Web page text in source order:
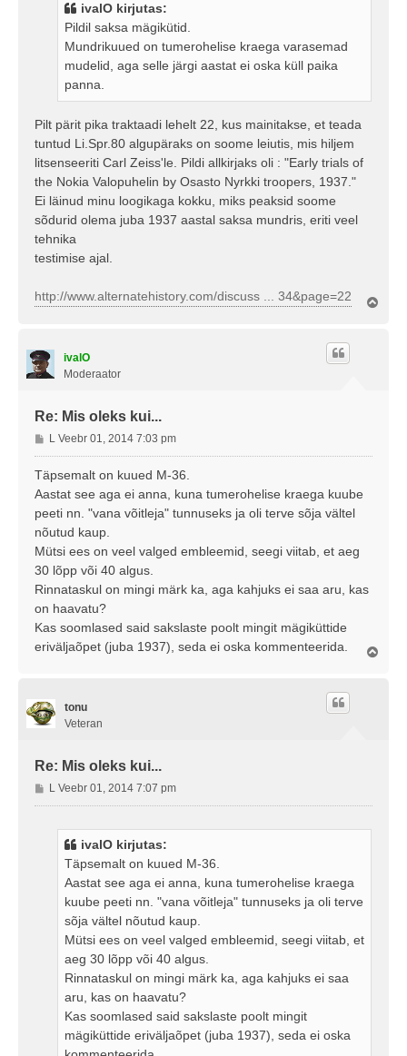
ivalO kirjutas:
Pildil saksa mägikütid.
Mundrikuued on tumerohelise kraega varasemad
mudelid, aga selle järgi aastat ei oska küll paika
panna.
Pilt pärit pika traktaadi lehelt 22, kus mainitakse, et teada
tuntud Li.Spr.80 algupäraks on soome leiutis, mis hiljem
litsenseeriti Carl Zeiss'le. Pildi allkirjaks oli : "Early trials of
the Nokia Valopuhelin by Osasto Nyrkki troopers, 1937."
Ei läinud minu loogikaga kokku, miks peaksid soome
sõdurid olema juba 1937 aastal saksa mundris, eriti veel
tehnika
testimise ajal.
http://www.alternatehistory.com/discuss ... 34&page=22
ivalO
Moderaator
Re: Mis oleks kui...
P
o
s
t
u
s
L Veebr 01, 2014 7:03 pm
Täpsemalt on kuued M-36.
Aastat see aga ei anna, kuna tumerohelise kraega kuube
peeti nn. "vana võitleja" tunnuseks ja oli terve sõja vältel
nõutud kaup.
Mütsi ees on veel valged embleemid, seegi viitab, et aeg
30 lõpp või 40 algus.
Rinnataskul on mingi märk ka, aga kahjuks ei saa aru, kas
on haavatu?
Kas soomlased said sakslaste poolt mingit mägiküttide
eriväljaõpet (juba 1937), seda ei oska kommenteerida.
tonu
Veteran
Re: Mis oleks kui...
P
o
L Veebr 01, 2014 7:07 pm
ivalO kirjutas:
Täpsemalt on kuued M-36.
Aastat see aga ei anna, kuna tumerohelise kraega
kuube peeti nn. "vana võitleja" tunnuseks ja oli terve
sõja vältel nõutud kaup.
Mütsi ees on veel valged embleemid, seegi viitab, et
aeg 30 lõpp või 40 algus.
Rinnataskul on mingi märk ka, aga kahjuks ei saa
aru, kas on haavatu?
Kas soomlased said sakslaste poolt mingit
mägiküttide eriväljaõpet (juba 1937), seda ei oska